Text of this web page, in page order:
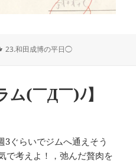
カ
ー
23.和田成博の平日◯
ム(￣Д￣)ﾉ】
3ぐらいでジムへ通えそう
で考えよ！，弛んだ贅肉を